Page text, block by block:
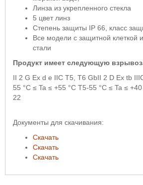
Линза из укрепленного стекла
5 цвет линз
Степень защиты IP 66, класс
Все модели с защитной клеткой
стали
Продукт имеет следующую
II 2 G Ex d e IIC T5, T6 GbII 2 D Ex tb
55 °C ≤ Ta ≤ +55 °C T5-55 °C ≤ Ta ≤
22
Документы для скачивания:
Скачать
Скачать
Скачать